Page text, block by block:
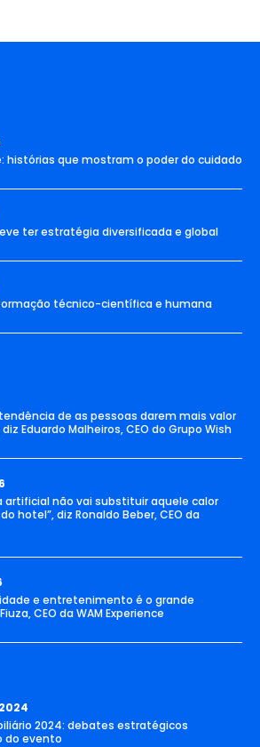
histórias que mostram o poder do cuidado
ter estratégia diversificada e global
técnico-científica e humana
de as pessoas darem mais valor
Eduardo Malheiros, CEO do Grupo Wish
artificial não vai substituir aquele calor
hotel”, diz Ronaldo Beber, CEO da
e entretenimento é o grande
CEO da WAM Experience
2024: debates estratégicos
do evento